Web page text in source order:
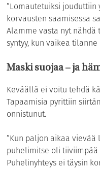
”Lomautetuiksi
korvausten saamisessa
Alamme vasta nyt nähdä
syntyy, kun vaikea
Maski suojaa – ja
Keväällä ei voitu tehdä
Tapaamisia pyrittiin
onnistunut.
”Kun paljon aikaa
puhelimitse oli
Puhelinyhteys ei täysin